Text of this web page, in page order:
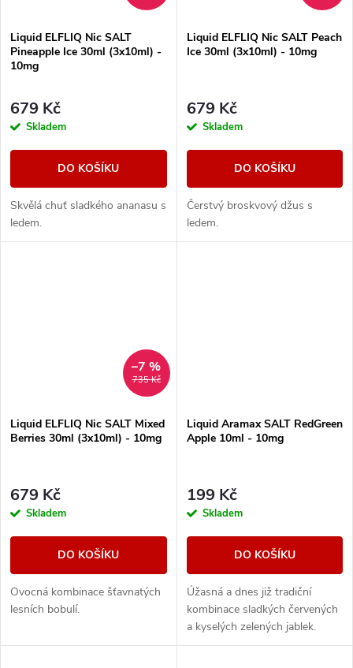
Liquid ELFLIQ Nic SALT
Pineapple Ice 30ml (3x10ml) -
10mg
679 Kč
Skladem
DO KOŠÍKU
Skvělá chuť sladkého ananasu s
ledem.
Liquid ELFLIQ Nic SALT Peach
Ice 30ml (3x10ml) - 10mg
679 Kč
Skladem
DO KOŠÍKU
Čerstvý broskvový džus s
ledem.
735 Kč
–7 %
Liquid ELFLIQ Nic SALT Mixed
Berries 30ml (3x10ml) - 10mg
679 Kč
Skladem
DO KOŠÍKU
Ovocná kombinace šťavnatých
lesních bobulí.
Liquid Aramax SALT RedGreen
Apple 10ml - 10mg
199 Kč
Skladem
DO KOŠÍKU
Úžasná a dnes již tradiční
kombinace sladkých červených
a kyselých zelených jablek.